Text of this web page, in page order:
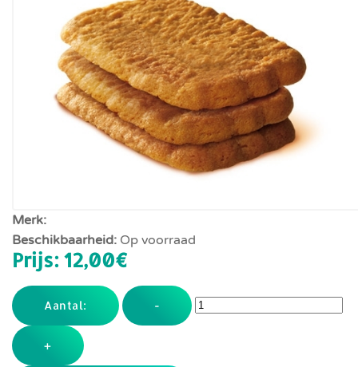
Merk:
Beschikbaarheid: Op voorraad
Prijs: 12,00‎€
Aantal: -
+